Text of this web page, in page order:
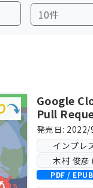
Google
Pull
発売日: 2022/
インプレ
木村 俊彦
PDF / EPUB